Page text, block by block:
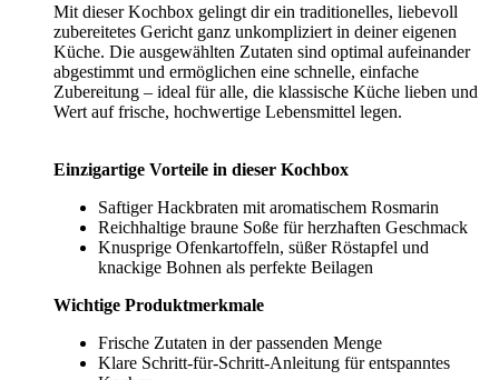
Mit dieser Kochbox gelingt dir ein traditionelles, liebevoll
zubereitetes Gericht ganz unkompliziert in deiner eigenen
Küche. Die ausgewählten Zutaten sind optimal aufeinander
abgestimmt und ermöglichen eine schnelle, einfache
Zubereitung – ideal für alle, die klassische Küche lieben und
Wert auf frische, hochwertige Lebensmittel legen.
Einzigartige Vorteile in dieser Kochbox
Saftiger Hackbraten mit aromatischem Rosmarin
Reichhaltige braune Soße für herzhaften Geschmack
Knusprige Ofenkartoffeln, süßer Röstapfel und
knackige Bohnen als perfekte Beilagen
Wichtige Produktmerkmale
Frische Zutaten in der passenden Menge
Klare Schritt-für-Schritt-Anleitung für entspanntes